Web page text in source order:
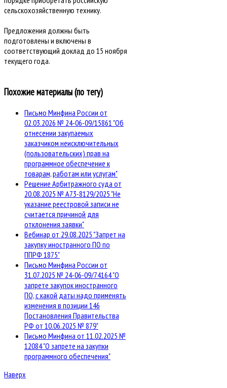
сельскохозяйственную технику.
Предложения должны быть
подготовлены и включены в
соответствующий доклад до 15 ноября
текущего года.
Похожие материалы (по тегу)
Письмо Минфина России от
02.03.2026 № 24-06-09/15861 "Об
отнесении закупаемых
заказчиком неисключительных
(пользовательских) прав на
программное обеспечение к
товарам, работам или услугам"
Решение Арбитражного суда от
20.08.2025 № А73-8129/2025 "Не
указание реестровой записи не
считается причиной для
отклонения заявки"
Вебинар от 29.08.2025 "Запрет на
закупку иностранного ПО по
ППРФ 1875"
Письмо Минфина России от
31.07.2025 № 24-06-09/74164 "О
запрете закупок иностранного
ПО, с какой даты надо применять
изменения в позиции 146
Постановления Правительства
РФ от 10.06.2025 № 879"
Письмо Минфина от 11.02.2025 №
12084 "О запрете на закупки
программного обеспечения"
Наверх